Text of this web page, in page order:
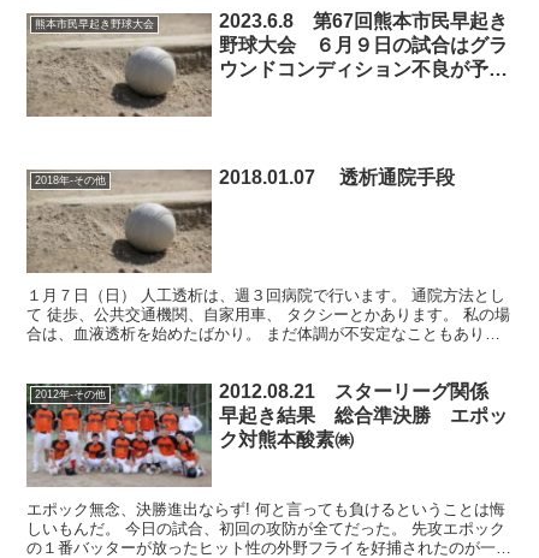
熊本市民早起き野球大会
2023.6.8 第67回熊本市民早起き
野球大会 ６月９日の試合はグラ
ウンドコンディション不良が予想
2018年-その他 2018.01.07 透析通院手段
１月７日（日） 人工透析は、週３回病院で行います。 通院方法とし
て 徒歩、公共交通機関、自家用車、 タクシーとかあります。 私の場
合は、血液透析を始めたばかり。 まだ体調が不安定なこともあり、
2012年-その他
2012.08.21 スターリーグ関係
早起き結果 総合準決勝 エポッ
ク対熊本酸素㈱
エポック無念、決勝進出ならず! 何と言っても負けるということは悔
しいもんだ。 今日の試合、初回の攻防が全てだった。 先攻エポック
の１番バッターが放ったヒット性の外野フライを好捕されたのが一番